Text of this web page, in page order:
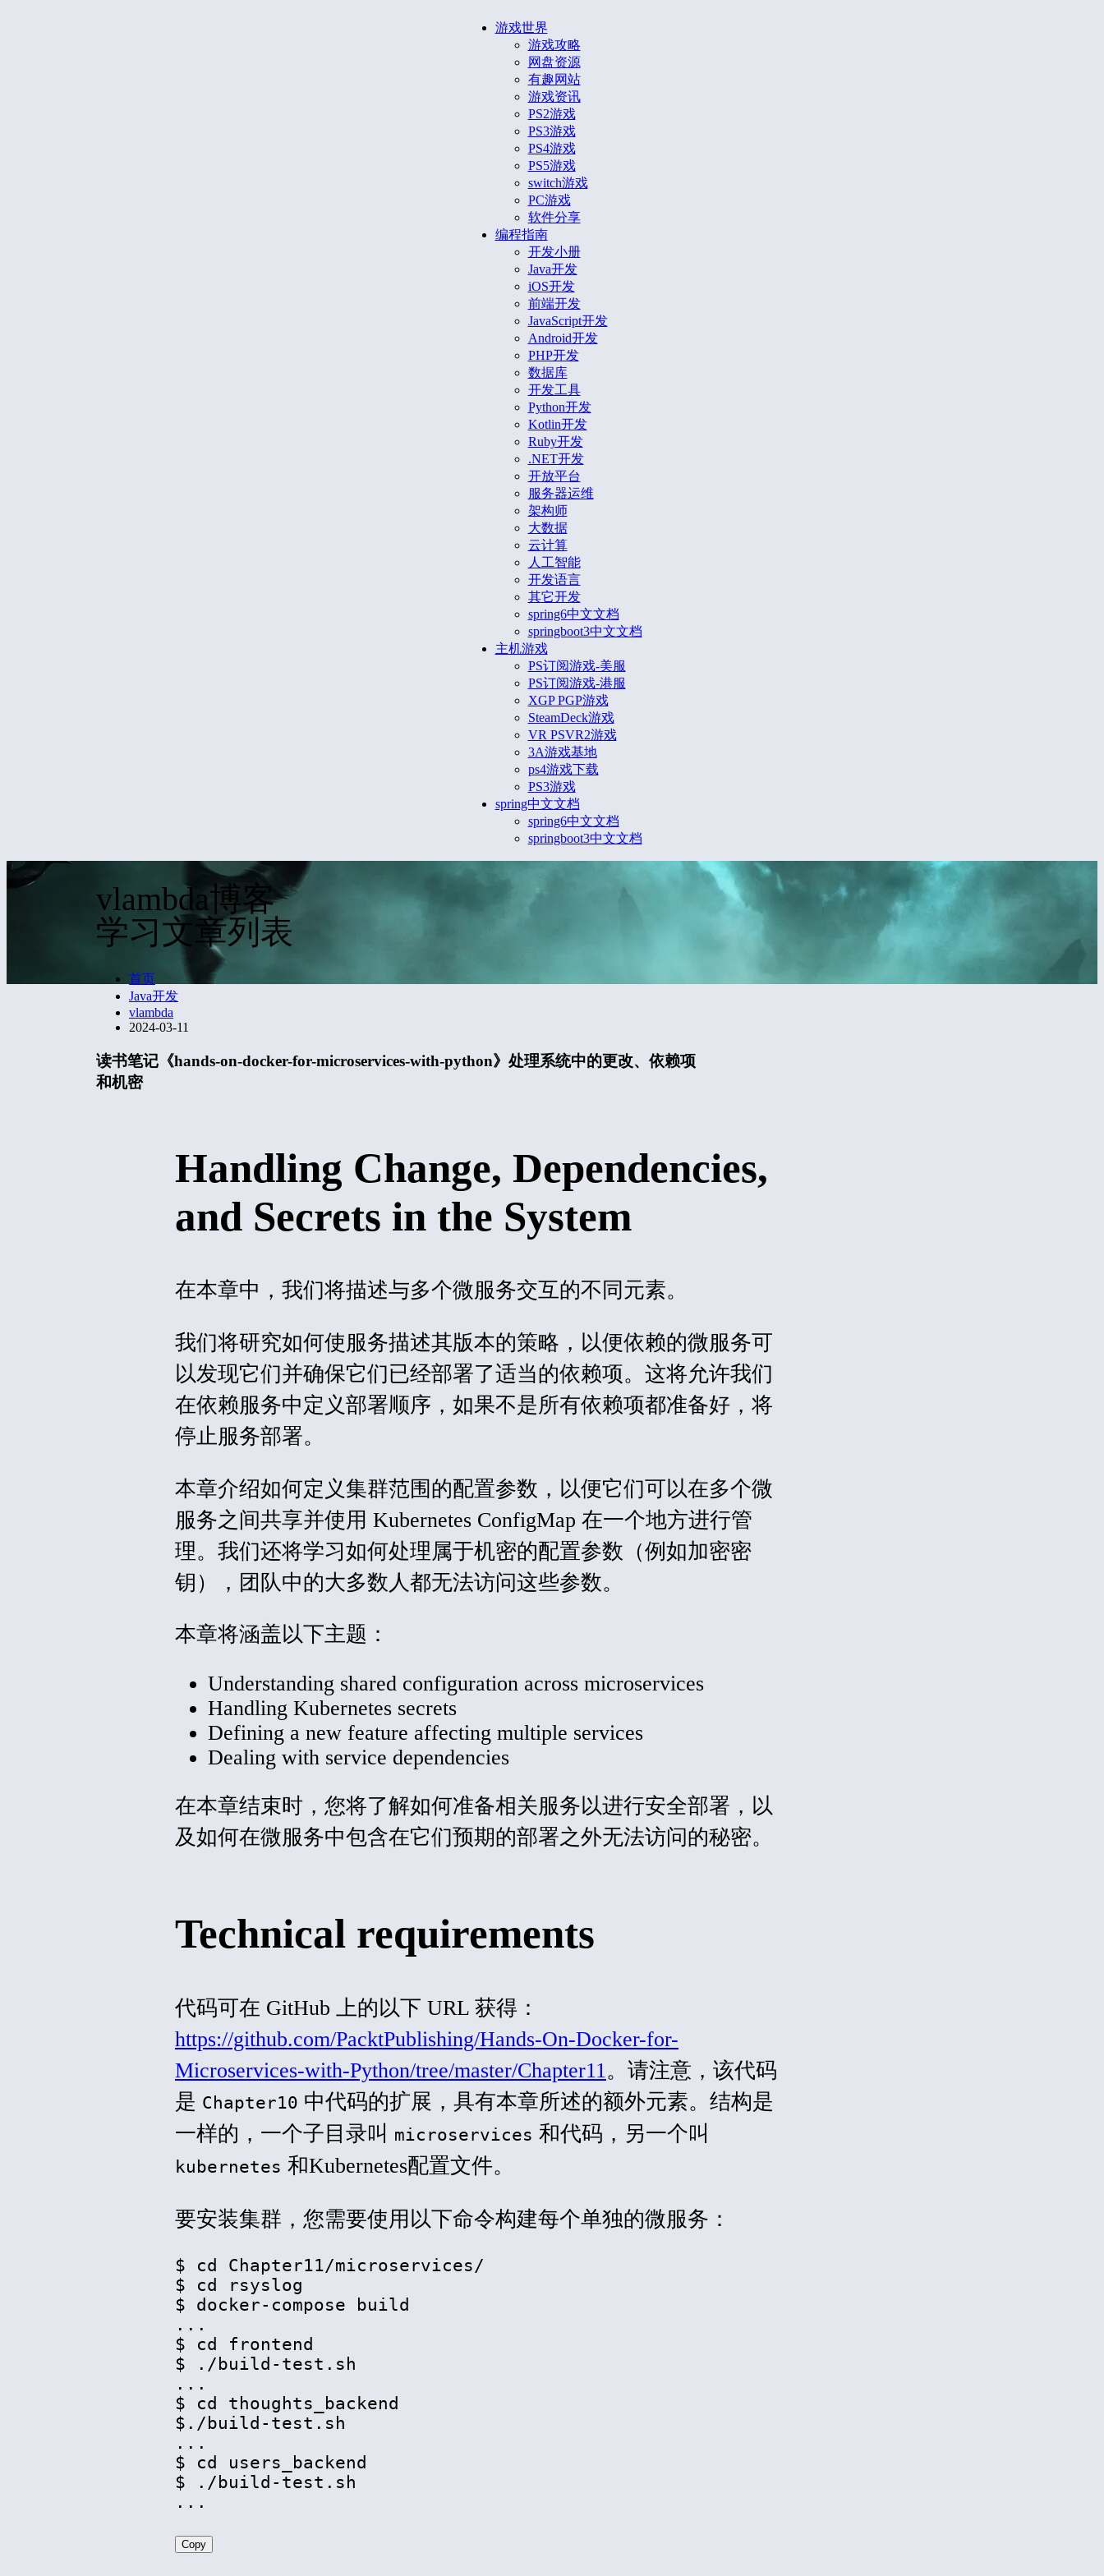
游戏世界
游戏攻略
网盘资源
有趣网站
游戏资讯
PS2游戏
PS3游戏
PS4游戏
PS5游戏
switch游戏
PC游戏
软件分享
编程指南
开发小册
Java开发
iOS开发
前端开发
JavaScript开发
Android开发
PHP开发
数据库
开发工具
Python开发
Kotlin开发
Ruby开发
.NET开发
开放平台
服务器运维
架构师
大数据
云计算
人工智能
开发语言
其它开发
spring6中文文档
springboot3中文文档
主机游戏
PS订阅游戏-美服
PS订阅游戏-港服
XGP PGP游戏
SteamDeck游戏
VR PSVR2游戏
3A游戏基地
ps4游戏下载
PS3游戏
spring中文文档
spring6中文文档
springboot3中文文档
vlambda博客
学习文章列表
首页
Java开发
vlambda
2024-03-11
读书笔记《hands-on-docker-for-microservices-with-python》处理系统中的更改、依赖项
和机密
Handling Change, Dependencies,
and Secrets in the System
在本章中，我们将描述与多个微服务交互的不同元素。
我们将研究如何使服务描述其版本的策略，以便依赖的微服务可
以发现它们并确保它们已经部署了适当的依赖项。这将允许我们
在依赖服务中定义部署顺序，如果不是所有依赖项都准备好，将
停止服务部署。
本章介绍如何定义集群范围的配置参数，以便它们可以在多个微
服务之间共享并使用 Kubernetes ConfigMap 在一个地方进行管
理。我们还将学习如何处理属于机密的配置参数（例如加密密
钥），团队中的大多数人都无法访问这些参数。
本章将涵盖以下主题：
Understanding shared configuration across microservices
Handling Kubernetes secrets
Defining a new feature affecting multiple services
Dealing with service dependencies
在本章结束时，您将了解如何准备相关服务以进行安全部署，以
及如何在微服务中包含在它们预期的部署之外无法访问的秘密。
Technical requirements
代码可在 GitHub 上的以下 URL 获得：
https://github.com/PacktPublishing/Hands-On-Docker-for-
Microservices-with-Python/tree/master/Chapter11。请注意，该代码
是 Chapter10 中代码的扩展，具有本章所述的额外元素。结构是
一样的，一个子目录叫 microservices 和代码，另一个叫
kubernetes 和Kubernetes配置文件。
要安装集群，您需要使用以下命令构建每个单独的微服务：
$ cd Chapter11/microservices/
$ cd rsyslog
$ docker-compose build
...
$ cd frontend
$ ./build-test.sh
...
$ cd thoughts_backend
$./build-test.sh
...
$ cd users_backend
$ ./build-test.sh
Copy